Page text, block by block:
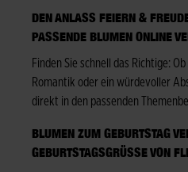
DEN ANLASS FEIERN &
PASSENDE BLUMEN ONLINE
Finden Sie schnell das Richtige:
Romantik oder ein würdevoller
direkt in den passenden
BLUMEN ZUM GEBURTSTAG
GEBURTSTAGSGRÜSSE VON